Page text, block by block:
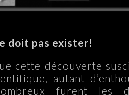
doit pas exister!
cette découverte
autant
furent les